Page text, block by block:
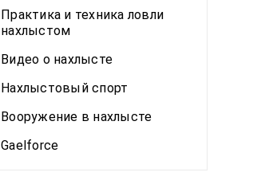
Практика и техника ловли
нахлыстом
Видео о нахлысте
Нахлыстовый спорт
Вооружение в нахлысте
Gaelforce